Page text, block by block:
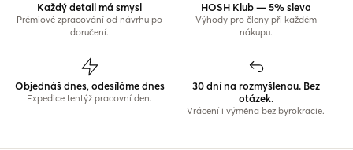
Každý detail má smysl
Prémiové zpracování od návrhu po
doručení.
HOSH Klub — 5% sleva
Výhody pro členy při každém
nákupu.
Objednáš dnes, odesíláme dnes
Expedice tentýž pracovní den.
30 dní na rozmyšlenou. Bez
otázek.
Vrácení i výměna bez byrokracie.